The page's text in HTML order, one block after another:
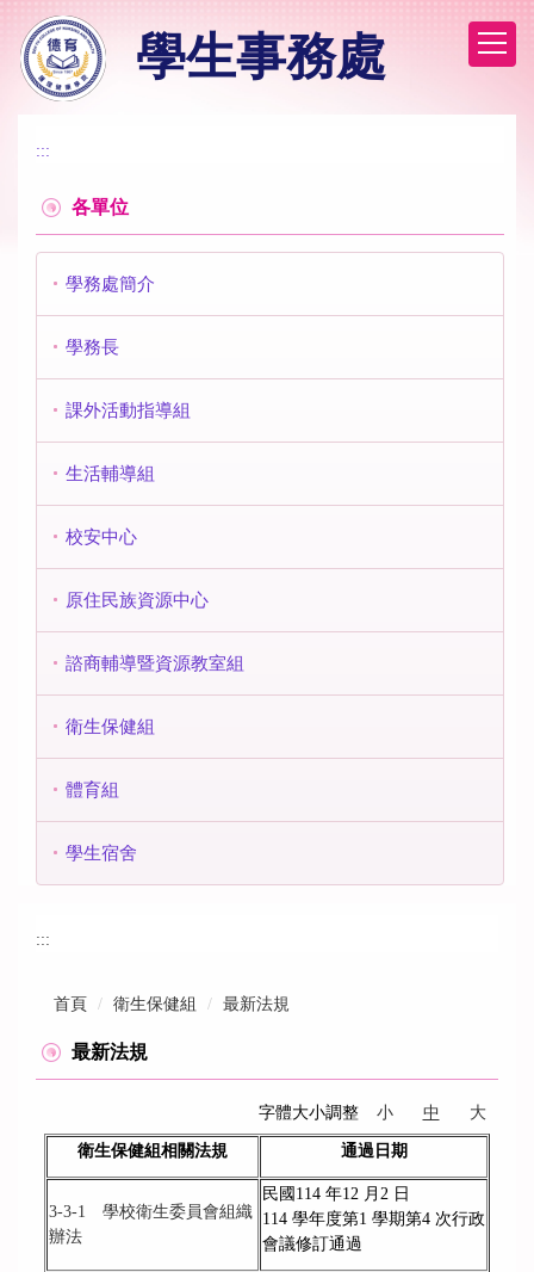
到
主
學生事務處
:::
各單位
學務處簡介
學務長
課外活動指導組
生活輔導組
校安中心
原住民族資源中心
諮商輔導暨資源教室組
衛生保健組
體育組
學生宿舍
:::
首頁 衛生保健組 最新法規
最新法規
字體大小調整 小 中 大
衛生保健組相關法規 通過日期
3-3-1 學校衛生委員會組織
辦法
民國114 年12 月2 日
114 學年度第1 學期第4 次行政
會議修訂通過